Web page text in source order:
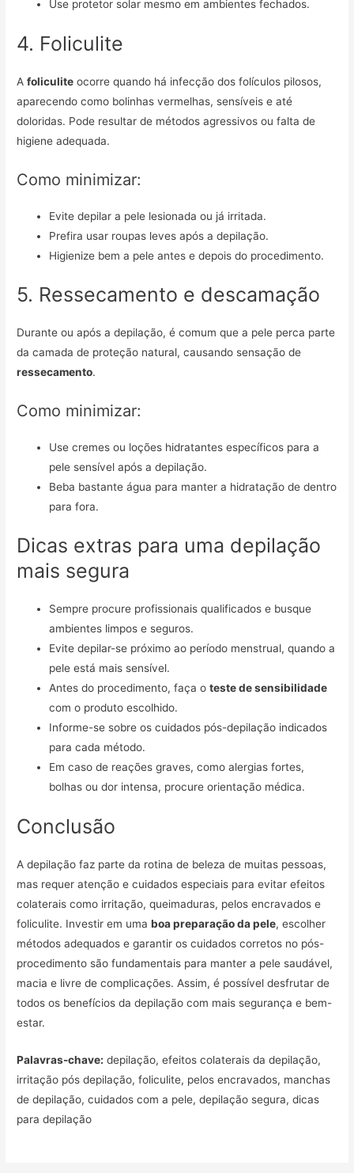
Use protetor solar mesmo em ambientes fechados.
4. Foliculite
Afoliculite ocorre quando há infecção dos folículos pilosos,
aparecendo como bolinhas vermelhas, sensíveis e até
doloridas. Pode resultar de métodos agressivos ou falta de
higiene adequada.
Como minimizar:
Evite depilar a pele lesionada ou já irritada.
Prefira usar roupas leves após a depilação.
Higienize bem a pele antes e depois do procedimento.
5. Ressecamento e descamação
Durante ou após a depilação, é comum que a pele perca parte
da camada de proteção natural, causando sensação de
ressecamento.
Como minimizar:
Use cremes ou loções hidratantes específicos para a
pele sensível após a depilação.
Beba bastante água para manter a hidratação de dentro
para fora.
Dicas extras para uma depilação
mais segura
Sempre procure profissionais qualificados e busque
ambientes limpos e seguros.
Evite depilar-se próximo ao período menstrual, quando a
pele está mais sensível.
Antes do procedimento, faça oteste de sensibilidade
com o produto escolhido.
Informe-se sobre os cuidados pós-depilação indicados
para cada método.
Em caso de reações graves, como alergias fortes,
bolhas ou dor intensa, procure orientação médica.
Conclusão
A depilação faz parte da rotina de beleza de muitas pessoas,
mas requer atenção e cuidados especiais para evitar efeitos
colaterais como irritação, queimaduras, pelos encravados e
foliculite. Investir em umaboa preparação da pele, escolher
métodos adequados e garantir os cuidados corretos no pós-
procedimento são fundamentais para manter a pele saudável,
macia e livre de complicações. Assim, é possível desfrutar de
todos os benefícios da depilação com mais segurança e bem-
estar.
Palavras-chave: depilação, efeitos colaterais da depilação,
irritação pós depilação, foliculite, pelos encravados, manchas
de depilação, cuidados com a pele, depilação segura, dicas
para depilação